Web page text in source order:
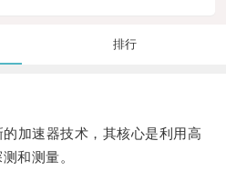
排行
速器技术，其核心是利用高
和测量。